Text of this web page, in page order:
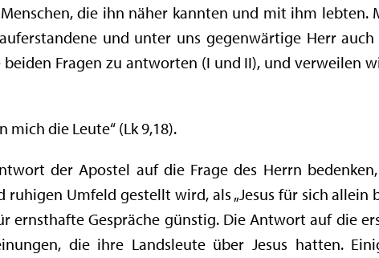
die ihn näher kannten und mit ihm lebten.
und unter uns gegenwärtige Herr
Fragen zu antworten (I und II), und verweilen
mich die Leute“ (Lk 9,18).
der Apostel auf die Frage des Herrn
ruhigen Umfeld gestellt wird, als „Jesus für sich allein
ernsthafte Gespräche günstig. Die Antwort auf die
die ihre Landsleute über Jesus hatten.